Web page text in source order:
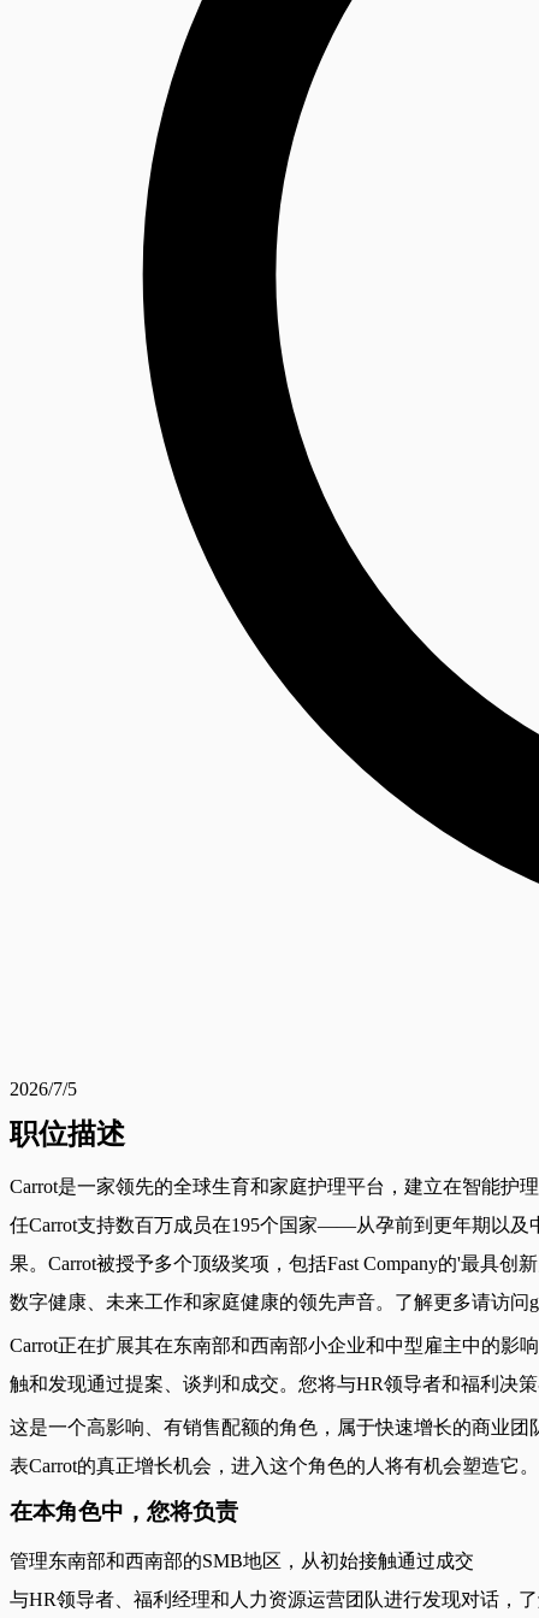
2026/7/5
职位描述
Carrot是一家领先的全球生育和家庭护理平台，建立在智能
任Carrot支持数百万成员在195个国家——从孕前到更年期以及
果。Carrot被授予多个顶级奖项，包括Fast Company的'最具
数字健康、未来工作和家庭健康的领先声音。了解更多请访问
Carrot正在扩展其在东南部和西南部小企业和中型雇主中的
触和发现通过提案、谈判和成交。您将与HR领导者和福利决
这是一个高影响、有销售配额的角色，属于快速增长的商业
表Carrot的真正增长机会，进入这个角色的人将有机会塑造它。
在本角色中，您将负责
管理东南部和西南部的SMB地区，从初始接触通过成交
与HR领导者、福利经理和人力资源运营团队进行发现对话，